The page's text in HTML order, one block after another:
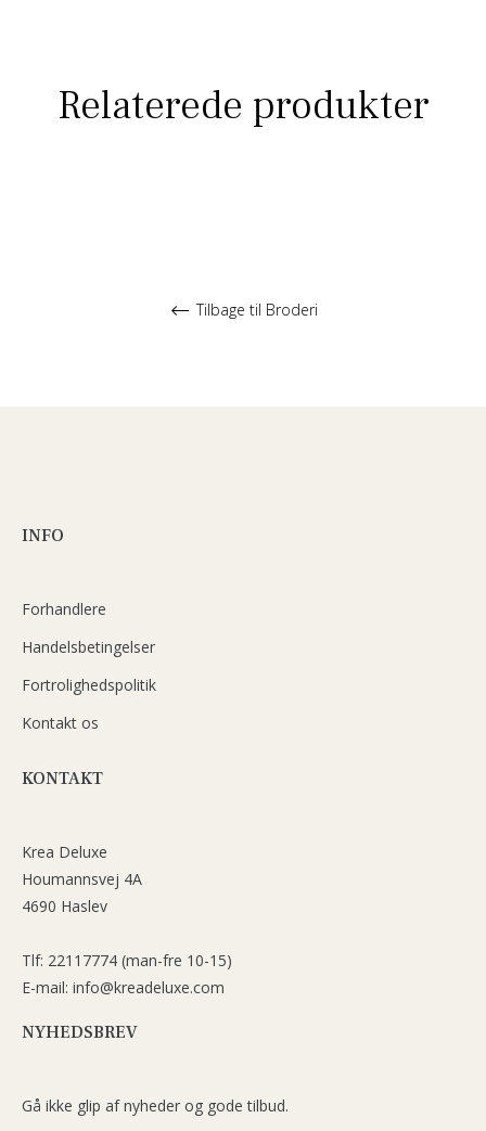
Relaterede produkter
Tilbage til Broderi
INFO
Forhandlere
Handelsbetingelser
Fortrolighedspolitik
Kontakt os
KONTAKT
Krea Deluxe
Houmannsvej 4A
4690 Haslev
Tlf: 22117774 (man-fre 10-15)
E-mail: info@kreadeluxe.com
NYHEDSBREV
Gå ikke glip af nyheder og gode tilbud.